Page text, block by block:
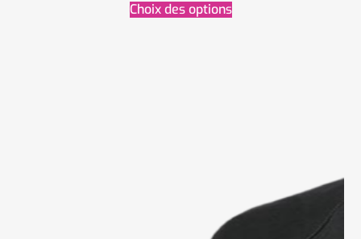
Choix des options